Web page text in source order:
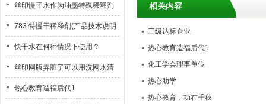
干、中干和慢干型，这些类型分
别在什么情况下使用？
丝印慢干水作为油墨特殊稀释剂
的使用方法
783 特慢干稀释剂(产品技术说明
书-msds)
快干水在何种情况下使用？
丝印网版弄脏了可以用洗网水清
洗网版
热心教育造福后代1
相关内容
三级达标企业
热心教育造福后代1
化工学会理事单位
热心助学
热心教育，功在千秋